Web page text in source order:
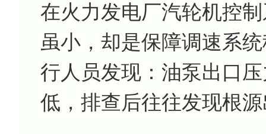
在火力发电厂汽轮机控
虽小，却是保障调速系
行人员发现：油泵出口
低，排查后往往发现根